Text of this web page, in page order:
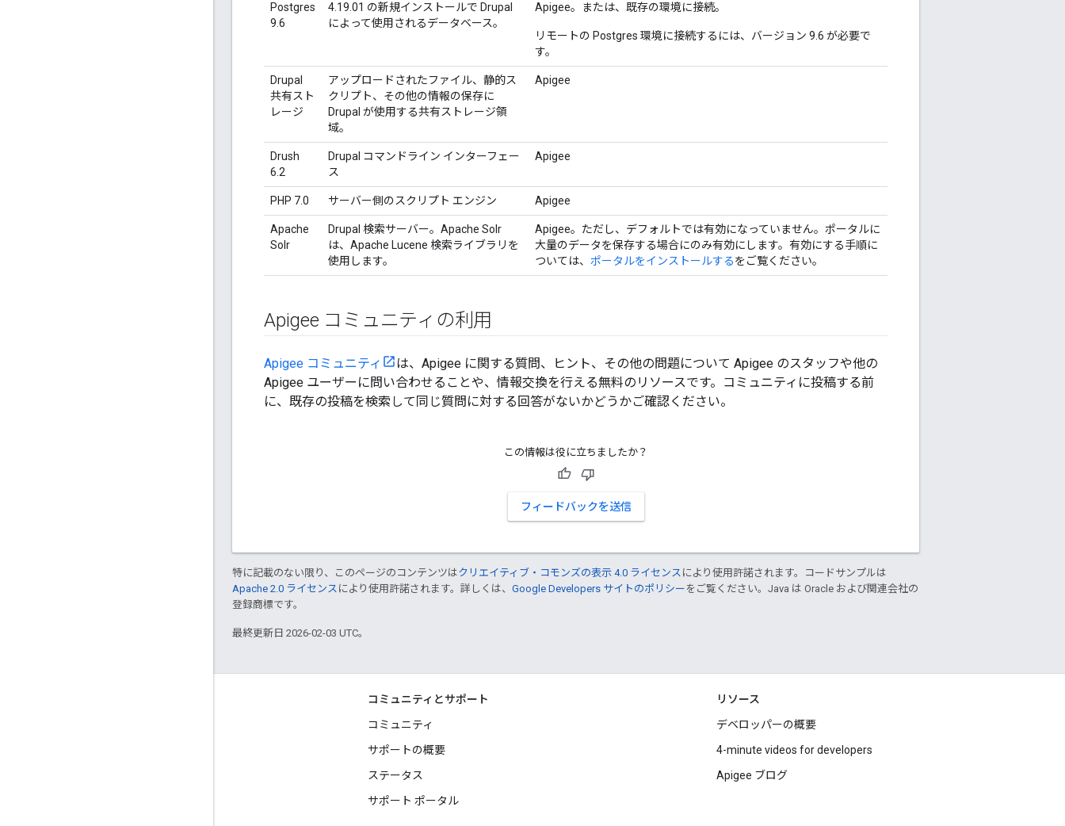
Postgres
9.6
4.19.01 の新規インストールで Drupal
によって使用されるデータベース。
Apigee。または、既存の環境に接続。
リモートの Postgres 環境に接続するには、バージョン 9.6 が必要で
す。
Drupal
共有スト
レージ
アップロードされたファイル、静的ス
クリプト、その他の情報の保存に
Drupal が使用する共有ストレージ領
域。
Apigee
Drush
6.2
Drupal コマンドライン インターフェー
ス
Apigee
PHP 7.0 サーバー側のスクリプト エンジン Apigee
Apache
Solr
Drupal 検索サーバー。Apache Solr
は、Apache Lucene 検索ライブラリを
使用します。
Apigee。ただし、デフォルトでは有効になっていません。ポータルに
大量のデータを保存する場合にのみ有効にします。有効にする手順に
ついては、 ポータルをインストールするをご覧ください。
Apigee コミュニティの利用
Apigee コミュニティ
は、Apigee に関する質問、ヒント、その他の問題について Apigee のスタッフや他の
Apigee ユーザーに問い合わせることや、情報交換を行える無料のリソースです。コミュニティに投稿する前
に、既存の投稿を検索して同じ質問に対する回答がないかどうかご確認ください。
この情報は役に立ちましたか？
フィードバックを送信
特に記載のない限り、このページのコンテンツはクリエイティブ・コモンズの表示 4.0 ライセンス により使用許諾されます。コードサンプルは
Apache 2.0 ライセンス により使用許諾されます。詳しくは、 Google Developers サイトのポリシー をご覧ください。Java は Oracle および関連会社の
登録商標です。
最終更新日 2026-02-03 UTC。
コミュニティとサポート
コミュニティ
サポートの概要
ステータス
サポート ポータル
リソース
デベロッパーの概要
4-minute videos for developers
Apigee ブログ